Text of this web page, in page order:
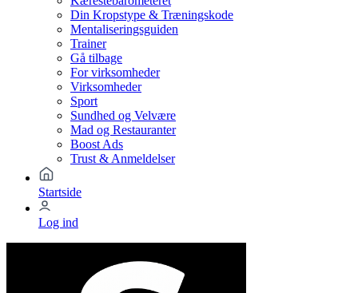
Din Kropstype & Træningskode
Mentaliseringsguiden
Trainer
Gå tilbage
For virksomheder
Virksomheder
Sport
Sundhed og Velvære
Mad og Restauranter
Boost Ads
Trust & Anmeldelser
Startside
Log ind